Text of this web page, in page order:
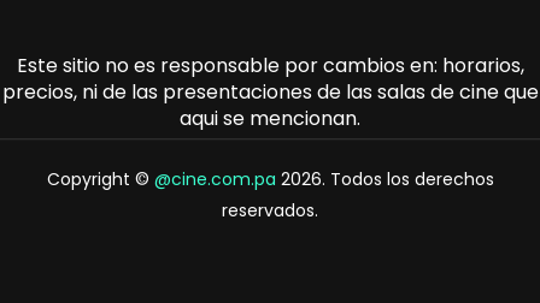
Este sitio no es responsable por cambios en: horarios,
precios, ni de las presentaciones de las salas de cine que
aqui se mencionan.
Copyright © @cine.com.pa 2026. Todos los derechos
reservados.